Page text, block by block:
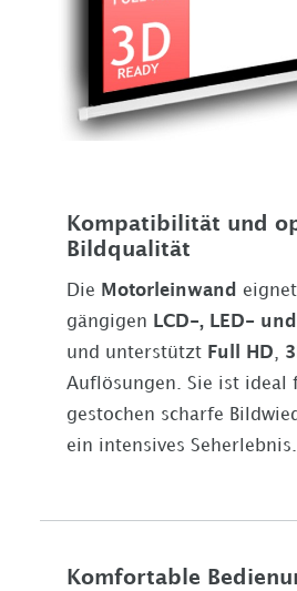
Kompatibilität und
Bildqualität
Die Motorleinwand
gängigen LCD-, LED-
und unterstützt Full HD,
Auflösungen. Sie ist ideal
gestochen scharfe
ein intensives Seherlebnis.
Komfortable